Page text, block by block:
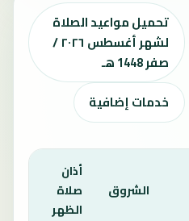
تحميل مواعيد الصلاة
لشهر أغسطس ٢٠٢٦ /
صفر 1448 هـ
خدمات إضافية
الشروق
أذان
صلاة
الظهر